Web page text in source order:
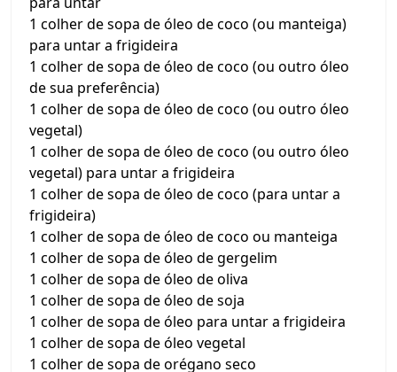
1 colher de sopa de óleo de coco (ou manteiga)
para untar a frigideira
1 colher de sopa de óleo de coco (ou outro óleo
de sua preferência)
1 colher de sopa de óleo de coco (ou outro óleo
vegetal)
1 colher de sopa de óleo de coco (ou outro óleo
vegetal) para untar a frigideira
1 colher de sopa de óleo de coco (para untar a
frigideira)
1 colher de sopa de óleo de coco ou manteiga
1 colher de sopa de óleo de gergelim
1 colher de sopa de óleo de oliva
1 colher de sopa de óleo de soja
1 colher de sopa de óleo para untar a frigideira
1 colher de sopa de óleo vegetal
1 colher de sopa de orégano seco